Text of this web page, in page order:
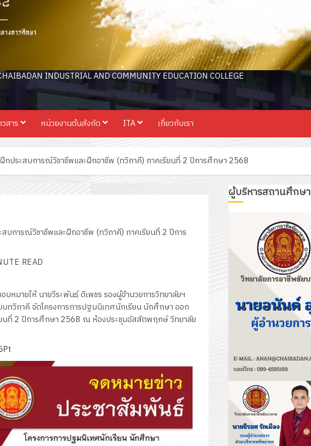
INDUSTRIAL AND COMMUNITY EDUCATION COLLEGE
สาร หน่วยงานต้นสังกัด ITA เกี่ยวกับเรา
ประสบการณ์วิชาชีพและฝึกอาชีพ (ทวิภาคี) ภาคเรียนที่ 2 ปีการศึกษา 2568
การณ์วิชาชีพและฝึกอาชีพ (ทวิภาคี) ภาคเรียนที่ 2 ปีการ
READ
หมายให้ นายวีระพันธ์ ดีเพชร รองผู้อำนวยการวิทยาลัยฯ
บทวิภาคี จัดโครงการการปฐมนิเทศนักเรียน นักศึกษา ออก
นที่ 2 ปีการศึกษา 2568 ณ ห้องประชุมอัสสัตพฤกษ์ วิทยาลัย
ผู้บริหารสถานศึกษา